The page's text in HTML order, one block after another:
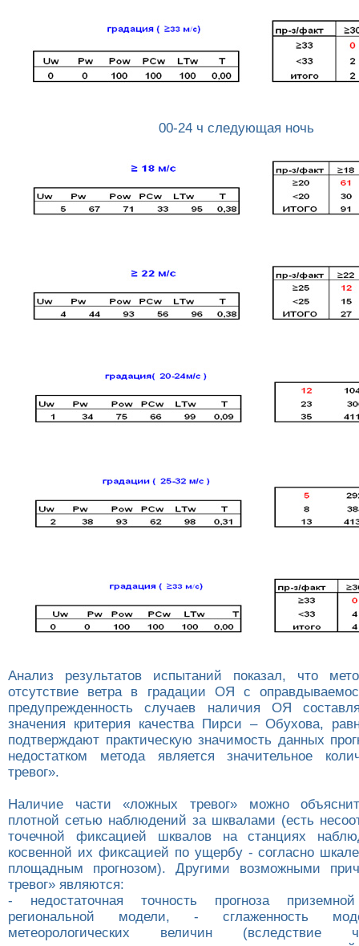
00-24 ч следующая ночь
Анализ результатов испытаний показал, что
отсутствие ветра в градации ОЯ с
предупрежденность случаев наличия ОЯ
значения критерия качества Пирси – Обухова,
подтверждают практическую значимость данных
недостатком метода является значительное
тревог».
Наличие части «ложных тревог» можно
плотной сетью наблюдений за шквалами (есть
точечной фиксацией шквалов на станциях
косвенной их фиксацией по ущербу - согласно
площадным прогнозом). Другими возможными
тревог» являются:
- недостаточная точность прогноза
региональной модели, - сглаженность
метеорологических величин (вследствие